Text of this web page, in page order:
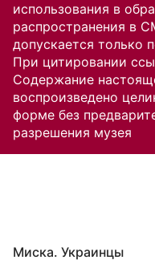
использования в
распространения в
допускается только
При цитировании
Содержание
воспроизведено
форме без
разрешения музея
Миска. Украинцы